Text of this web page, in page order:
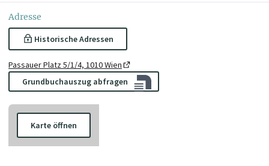
Adresse
Historische Adressen
Passauer Platz 5/1/4, 1010 Wien
Grundbuchauszug abfragen
Karte öffnen